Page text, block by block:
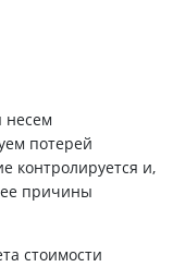
несем
потерей
контролируется и,
ее причины
стоимости